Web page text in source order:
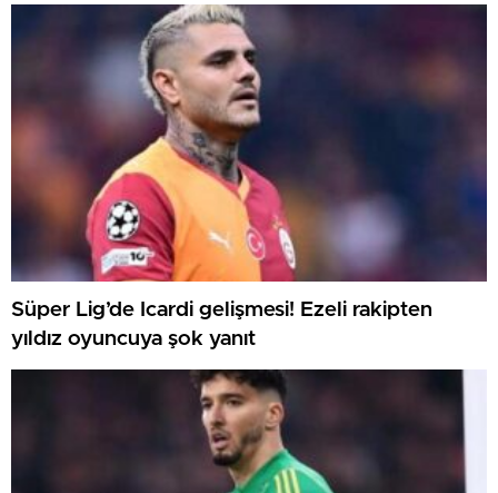
Süper Lig’de Icardi gelişmesi! Ezeli rakipten
yıldız oyuncuya şok yanıt